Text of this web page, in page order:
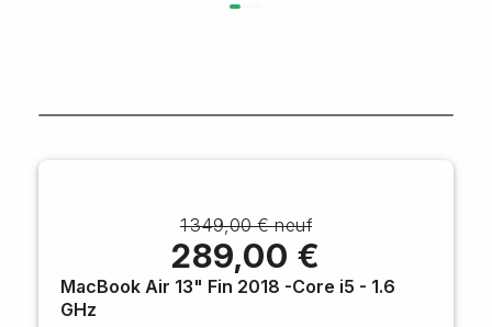
1 349,00 € neuf
289,00 €
MacBook Air 13" Fin 2018 -Core i5 - 1.6
GHz